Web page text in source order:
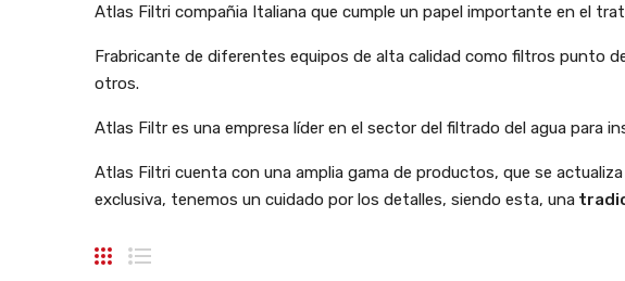
Atlas Filtri compañia Italiana que cumple un papel importante en el
Frabricante de diferentes equipos de alta calidad como filtros punto
otros.
Atlas Filtr es una empresa líder en el sector del filtrado del agua para
Atlas Filtri cuenta con una amplia gama de productos, que se
exclusiva, tenemos un cuidado por los detalles, siendo esta, una